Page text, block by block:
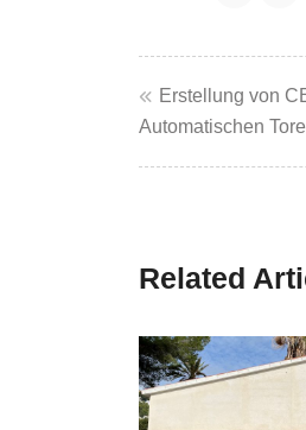
Erstellung von
Automatischen
Related